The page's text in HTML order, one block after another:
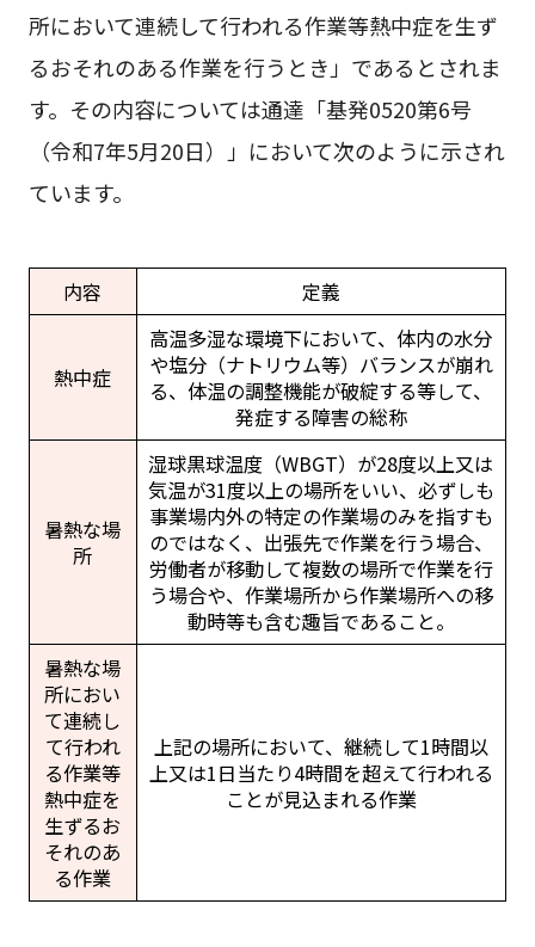
所において連続して行われる作業等熱中症を生ず
るおそれのある作業を行うとき」であるとされま
す。その内容については通達「基発0520第6号
（令和7年5月20日）」において次のように示され
ています。
内容 定義
熱中症
高温多湿な環境下において、体内の水分
や塩分（ナトリウム等）バランスが崩れ
る、体温の調整機能が破綻する等して、
発症する障害の総称
暑熱な場
所
湿球黒球温度（WBGT）が28度以上又は
気温が31度以上の場所をいい、必ずしも
事業場内外の特定の作業場のみを指すも
のではなく、出張先で作業を行う場合、
労働者が移動して複数の場所で作業を行
う場合や、作業場所から作業場所への移
動時等も含む趣旨であること。
暑熱な場
所におい
て連続し
て行われ
る作業等
熱中症を
生ずるお
それのあ
る作業
上記の場所において、継続して1時間以
上又は1日当たり4時間を超えて行われる
ことが見込まれる作業